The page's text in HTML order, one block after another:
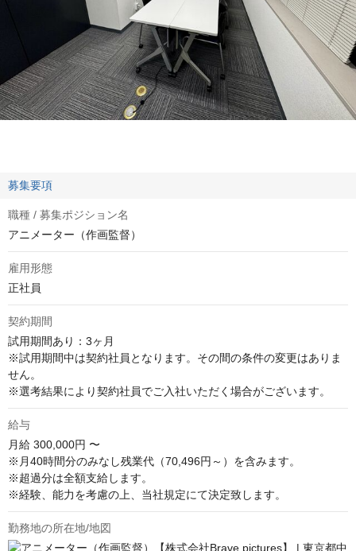
募集要項
職種 / 募集ポジション名
アニメーター（作画監督）
雇用形態
正社員
契約期間
試用期間あり：3ヶ月
※試用期間中は契約社員となります。その間の条件の変更はありま
せん。
※選考結果により契約社員でご入社いただく場合がございます。
給与
月給 300,000円 〜
※月40時間分のみなし残業代（70,496円～）を含みます。
※超過分は全額支給します。
※経験、能力を考慮の上、当社規定にて決定致します。
勤務地の所在地/地図